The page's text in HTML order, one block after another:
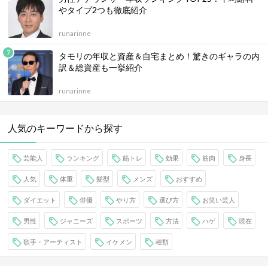
やタイプ2つも徹底紹介
runarinne
タモリの年収と資産＆自宅まとめ！驚きのギャラの内
訳＆総資産も一挙紹介
runarinne
人気のキーワードから探す
芸能人 ランキング 筋トレ 効果 筋肉 身長
人気 体重 髪型 メンズ おすすめ
ダイエット 俳優 やり方 選び方 お笑い芸人
男性 ジャニーズ スポーツ 方法 ハゲ 現在
歌手・アーティスト イケメン 種類